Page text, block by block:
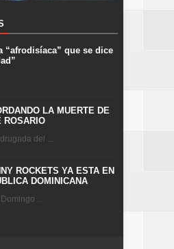
“afrodisíaca” que se dice
LA MUERTE DE
ROSARIO
del ...
ROCKETS YA ESTA EN
DOMINICANA
...